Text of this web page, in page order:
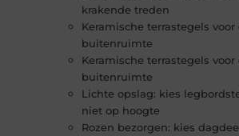
krakende treden
Keramische terrastegels
buitenruimte
Keramische terrastegels
buitenruimte
Lichte opslag: kies
niet op hoogte
Rozen bezorgen: kies